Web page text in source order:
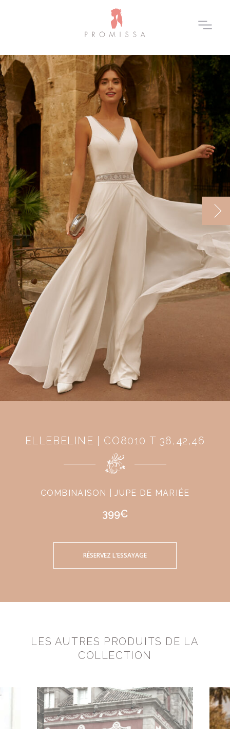
ELLEBELINE | CO8010 T 38,42,46
COMBINAISON | JUPE DE MARIÉE
399€
RÉSERVEZ L'ESSAYAGE
LES AUTRES PRODUITS DE LA
COLLECTION